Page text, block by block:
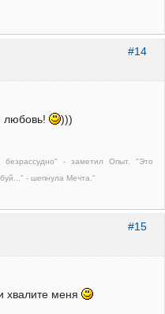
#14
любовь! )))
- заметил Опыт. "Это
- шепнула Мечта."
#15
хвалите меня